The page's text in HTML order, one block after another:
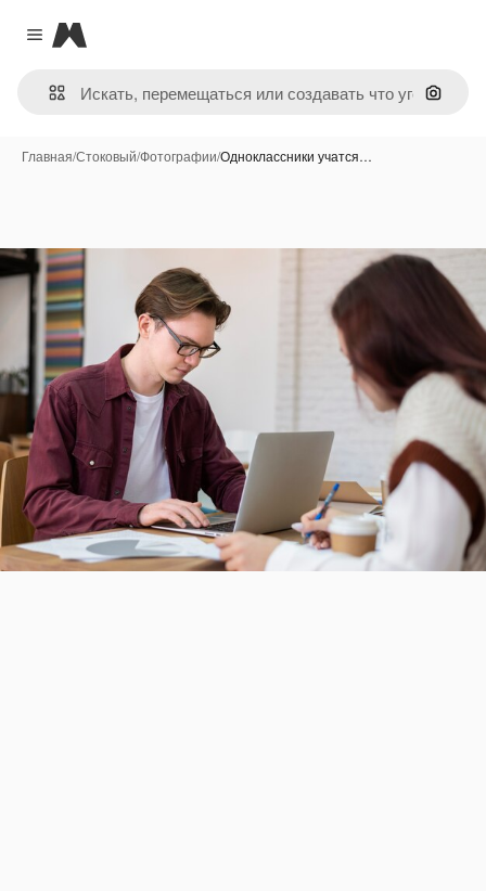
Close menu
Magnific
Поиск
Главная/Стоковый/Фотографии/Одноклассники учатся…